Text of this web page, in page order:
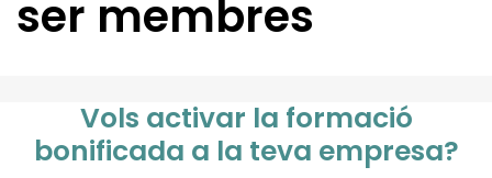
ser membres
Vols activar la formació
bonificada a la teva empresa?